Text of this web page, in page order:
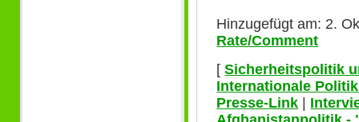
Hinzugefügt am: 2.
Rate/Comment
[Sicherheitspolitik
Internationale
Presse-Link |